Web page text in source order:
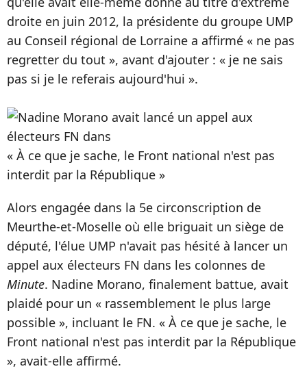
droite en juin 2012, la présidente du groupe UMP
au Conseil régional de Lorraine a affirmé « ne pas
regretter du tout », avant d'ajouter : « je ne sais
pas si je le referais aujourd'hui ».
« À ce que je sache, le Front national n'est pas
interdit par la République »
Alors engagée dans la 5e circonscription de
Meurthe-et-Moselle où elle briguait un siège de
député, l'élue UMP n'avait pas hésité à lancer un
appel aux électeurs FN dans les colonnes de
Minute. Nadine Morano, finalement battue, avait
plaidé pour un « rassemblement le plus large
possible », incluant le FN. « À ce que je sache, le
Front national n'est pas interdit par la République
», avait-elle affirmé.